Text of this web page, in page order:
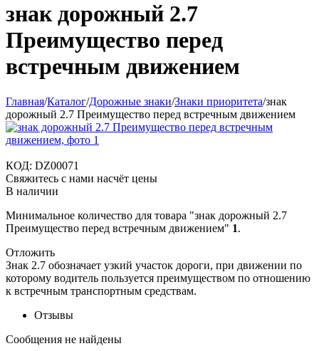
знак дорожный 2.7
Преимущество перед
встречным движением
Главная/Каталог/Дорожные знаки/Знаки приоритета/знак
дорожный 2.7 Преимущество перед встречным движением
КОД: DZ00071
Свяжитесь с нами насчёт цены
В наличии
Минимальное количество для товара "знак дорожный 2.7
Преимущество перед встречным движением" 1.
Отложить
Знак 2.7 обозначает узкий участок дороги, при движении по
которому водитель пользуется преимуществом по отношению
к встречным транспортным средствам.
Отзывы
Сообщения не найдены